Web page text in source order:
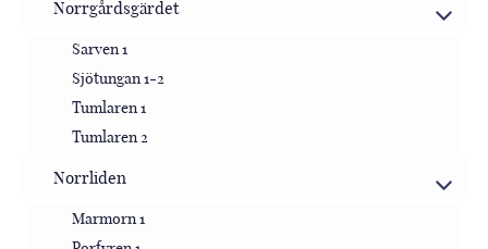
Norrgårdsgärdet
Sarven 1
Sjötungan 1-2
Tumlaren 1
Tumlaren 2
Norrliden
Marmorn 1